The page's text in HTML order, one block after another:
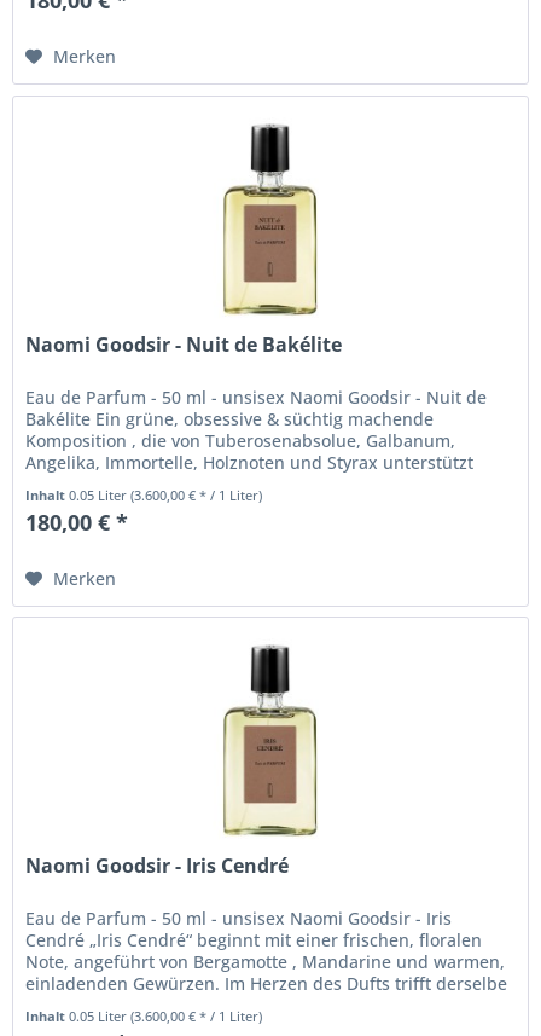
Merken
Naomi Goodsir - Nuit de Bakélite
Eau de Parfum - 50 ml - unsisex Naomi Goodsir - Nuit de
Bakélite Ein grüne, obsessive & süchtig machende
Komposition , die von Tuberosenabsolue, Galbanum,
Angelika, Immortelle, Holznoten und Styrax unterstützt
Inhalt0.05 Liter(3.600,00 € * / 1 Liter)
180,00 € *
Merken
Naomi Goodsir - Iris Cendré
Eau de Parfum - 50 ml - unsisex Naomi Goodsir - Iris
Cendré „Iris Cendré“ beginnt mit einer frischen, floralen
Note, angeführt von Bergamotte , Mandarine und warmen,
einladenden Gewürzen. Im Herzen des Dufts trifft derselbe
tiefgründige...
Inhalt0.05 Liter(3.600,00 € * / 1 Liter)